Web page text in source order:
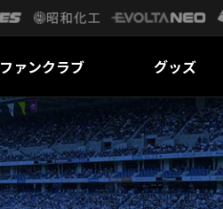
ファンクラブ グッズ